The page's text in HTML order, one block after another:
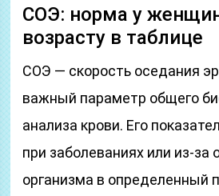
СОЭ: норма у
возрасту в таблице
СОЭ — скорость оседания
важный параметр общего
анализа крови. Его
при заболеваниях или из-за
организма в определенный